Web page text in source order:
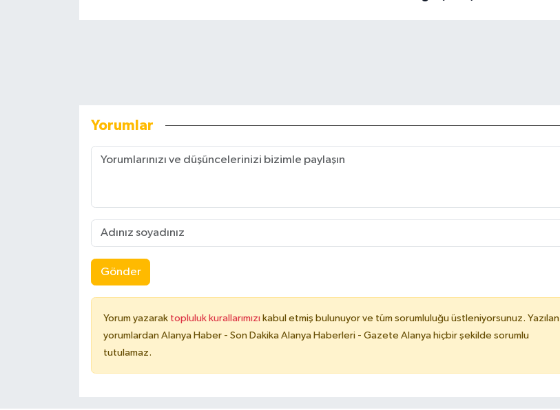
Yorumlar
Gönder
Yorum yazarak topluluk kurallarımızı kabul etmiş bulunuyor ve tüm sorumluluğu üstleniyorsunuz. Yazılan
yorumlardan Alanya Haber - Son Dakika Alanya Haberleri - Gazete Alanya hiçbir şekilde sorumlu
tutulamaz.